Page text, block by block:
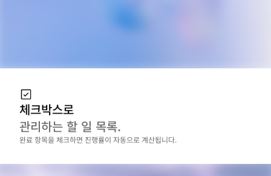
체크박스로
관리하는 할 일 목록.
완료 항목을 체크하면 진행률이 자동으로 계산됩니다.